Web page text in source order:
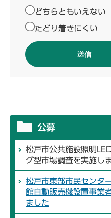
どちらともいえない
たどり着きにくい
公募
松戸市公共施設照明
グ型市場調査を実施し
松戸市東部市民センタ
館自動販売機設置事
ました